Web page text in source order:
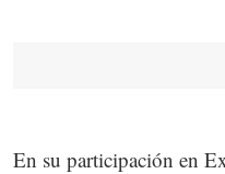
En su participación en